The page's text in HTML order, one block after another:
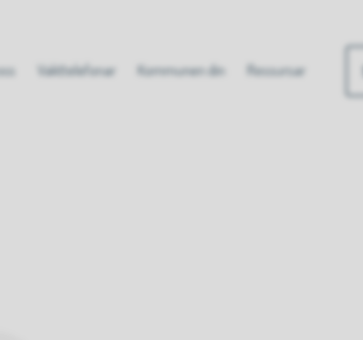
Vakttelefonar Kommunen din Ressursar